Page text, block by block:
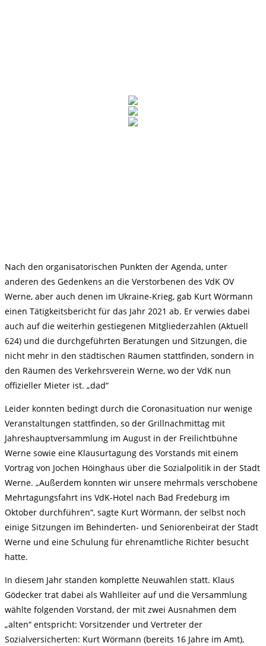
Nach den organisatorischen Punkten der Agenda, unter
anderen des Gedenkens an die Verstorbenen des VdK OV
Werne, aber auch denen im Ukraine-Krieg, gab Kurt Wörmann
einen Tätigkeitsbericht für das Jahr 2021 ab. Er verwies dabei
auch auf die weiterhin gestiegenen Mitgliederzahlen (Aktuell
624) und die durchgeführten Beratungen und Sitzungen, die
nicht mehr in den städtischen Räumen stattfinden, sondern in
den Räumen des Verkehrsverein Werne, wo der VdK nun
offizieller Mieter ist. „dad“
Leider konnten bedingt durch die Coronasituation nur wenige
Veranstaltungen stattfinden, so der Grillnachmittag mit
Jahreshauptversammlung im August in der Freilichtbühne
Werne sowie eine Klausurtagung des Vorstands mit einem
Vortrag von Jochen Höinghaus über die Sozialpolitik in der Stadt
Werne. „Außerdem konnten wir unsere mehrmals verschobene
Mehrtagungsfahrt ins VdK-Hotel nach Bad Fredeburg im
Oktober durchführen“, sagte Kurt Wörmann, der selbst noch
einige Sitzungen im Behinderten- und Seniorenbeirat der Stadt
Werne und eine Schulung für ehrenamtliche Richter besucht
hatte.
In diesem Jahr standen komplette Neuwahlen statt. Klaus
Gödecker trat dabei als Wahlleiter auf und die Versammlung
wählte folgenden Vorstand, der mit zwei Ausnahmen dem
„alten“ entspricht: Vorsitzender und Vertreter der
Sozialversicherten: Kurt Wörmann (bereits 16 Jahre im Amt),